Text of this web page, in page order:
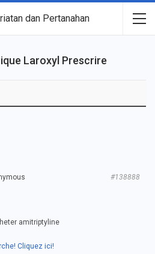
dan Pertanahan
Laroxyl Prescrire
#138888
amitriptyline
Cliquez ici!